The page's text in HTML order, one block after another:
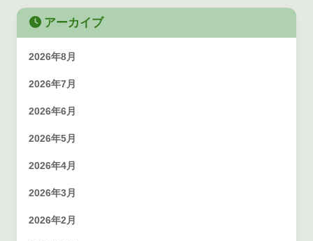
アーカイブ
2026年8月
2026年7月
2026年6月
2026年5月
2026年4月
2026年3月
2026年2月